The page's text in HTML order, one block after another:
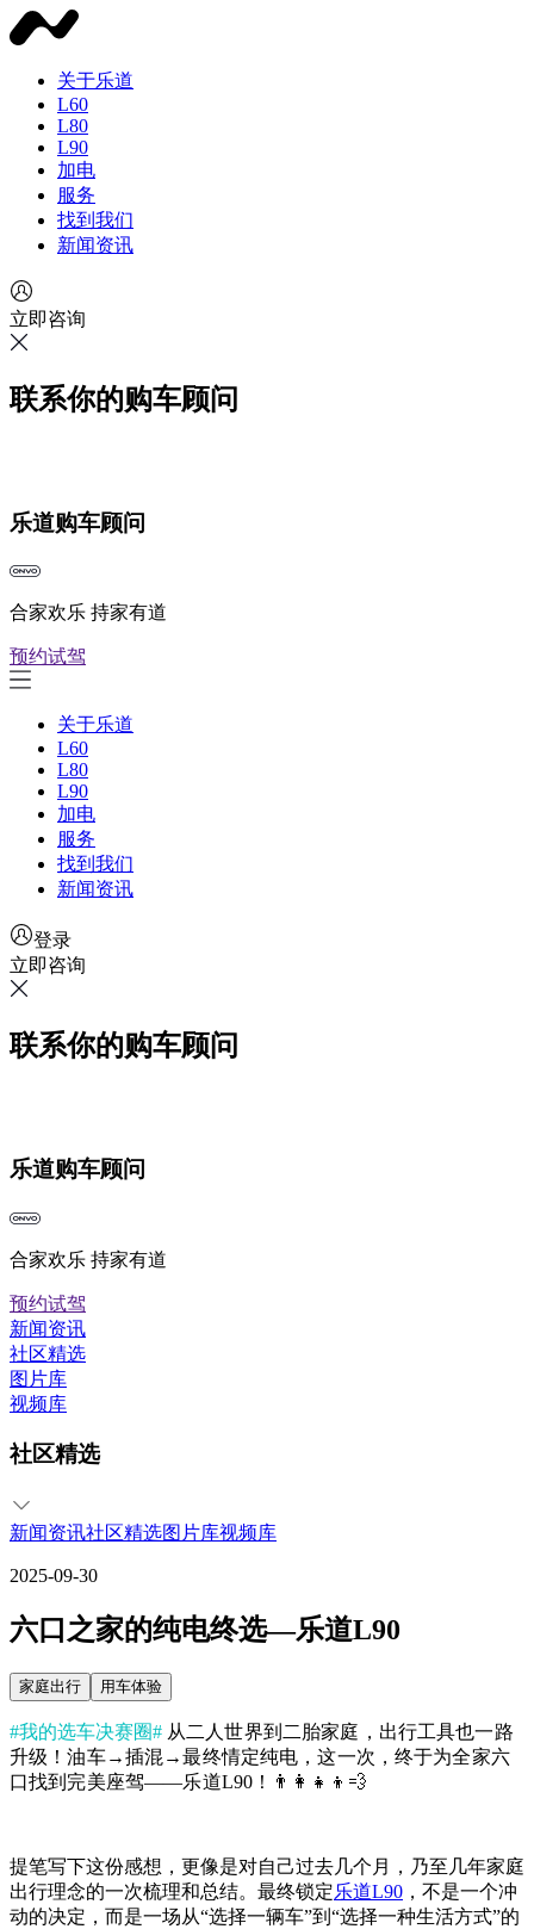
关于乐道
L60
L80
L90
加电
服务
找到我们
新闻资讯
立即咨询
联系你的购车顾问
乐道购车顾问
合家欢乐 持家有道
预约试驾
关于乐道
L60
L80
L90
加电
服务
找到我们
新闻资讯
登录
立即咨询
联系你的购车顾问
乐道购车顾问
合家欢乐 持家有道
预约试驾
新闻资讯
社区精选
图片库
视频库
社区精选
新闻资讯社区精选图片库视频库
2025-09-30
六口之家的纯电终选—乐道L90
家庭出行 用车体验
#我的选车决赛圈# 从二人世界到二胎家庭，出行工具也一路
升级！油车→插混→最终情定纯电，这一次，终于为全家六
口找到完美座驾——乐道L90！👨‍👩‍👧‍👦💨
提笔写下这份感想，更像是对自己过去几个月，乃至几年家庭
出行理念的一次梳理和总结。最终锁定乐道L90 ，不是一个冲
动的决定，而是一场从“选择一辆车”到“选择一种生活方式”的